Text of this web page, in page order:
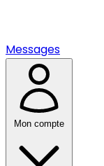
Messages
Mon compte